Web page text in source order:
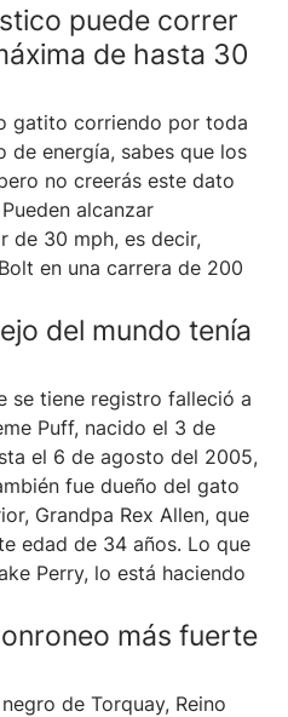
puede correr
de hasta 30
gatito corriendo por toda
de energía, sabes que los
no creerás este dato
alcanzar
de 30 mph, es decir,
en una carrera de 200
del mundo tenía
se tiene registro falleció a
Puff, nacido el 3 de
el 6 de agosto del 2005,
fue dueño del gato
Grandpa Rex Allen, que
edad de 34 años. Lo que
Perry, lo está haciendo
más fuerte
de Torquay, Reino